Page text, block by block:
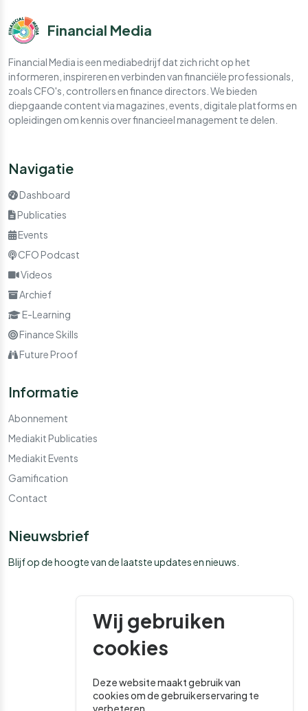
Wij gebruiken
cookies
Deze website maakt gebruik van
cookies om de gebruikerservaring te
verbeteren.
Financial Media
Financial Media is een mediabedrijf dat zich richt op het
informeren, inspireren en verbinden van financiële professionals,
zoals CFO's, controllers en finance directors. We bieden
diepgaande content via magazines, events, digitale platforms en
opleidingen om kennis over financieel management te delen.
Navigatie
Dashboard
Publicaties
Events
CFO Podcast
Videos
Archief
E-Learning
Finance Skills
Future Proof
Informatie
Abonnement
Mediakit Publicaties
Mediakit Events
Gamification
Contact
Nieuwsbrief
Blijf op de hoogte van de laatste updates en nieuws.